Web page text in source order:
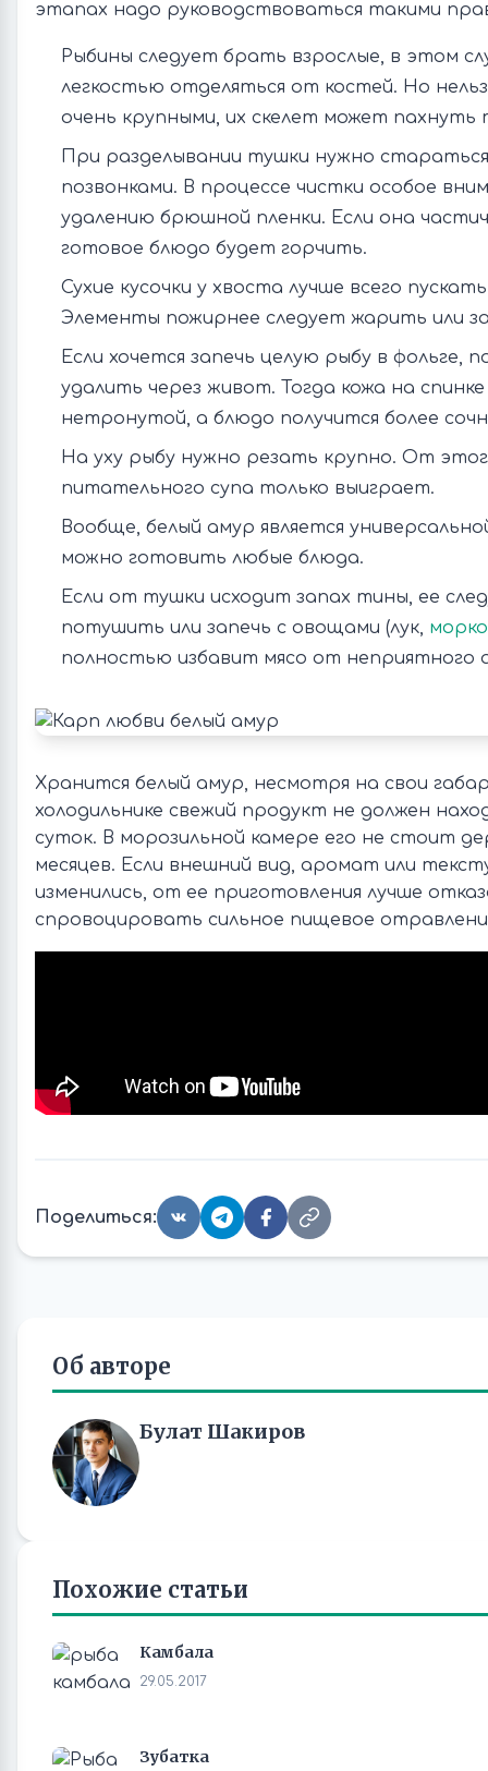
этапах надо руководствоваться такими
Рыбины следует брать взрослые, в этом
легкостью отделяться от костей. Но
очень крупными, их скелет может пахнуть
При разделывании тушки нужно
позвонками. В процессе чистки особое
удалению брюшной пленки. Если она
готовое блюдо будет горчить.
Сухие кусочки у хвоста лучше всего
Элементы пожирнее следует жарить или
Если хочется запечь целую рыбу в фольге,
удалить через живот. Тогда кожа на
нетронутой, а блюдо получится более
На уху рыбу нужно резать крупно. От
питательного супа только выиграет.
Вообще, белый амур является
можно готовить любые блюда.
Если от тушки исходит запах тины, ее
потушить или запечь с овощами (лук,
полностью избавит мясо от неприятного
Хранится белый амур, несмотря на свои
холодильнике свежий продукт не должен
суток. В морозильной камере его не стоит
месяцев. Если внешний вид, аромат или
изменились, от ее приготовления лучше
спровоцировать сильное пищевое
Поделиться:
Об авторе
Булат Шакиров
Похожие статьи
Камбала
29.05.2017
Зубатка